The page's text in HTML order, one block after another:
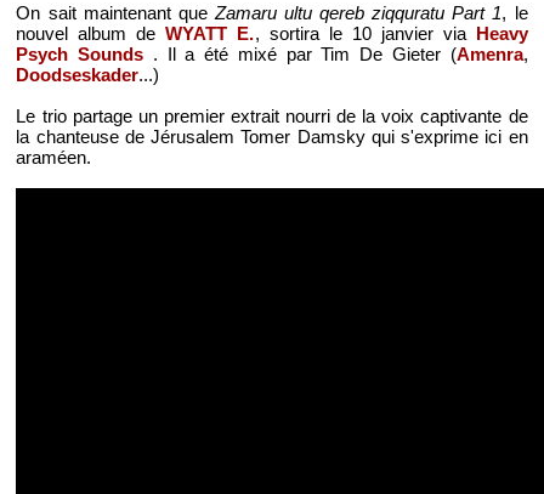
On sait maintenant que Zamaru ultu qereb ziqquratu Part 1, le
nouvel album deWYATT E., sortira le 10 janvier via Heavy
Psych Sounds . Il a été mixé par Tim De Gieter (Amenra,
Doodseskader...)
Le trio partage un premier extrait nourri de la voix captivante de
la chanteuse de Jérusalem Tomer Damsky qui s'exprime ici en
araméen.